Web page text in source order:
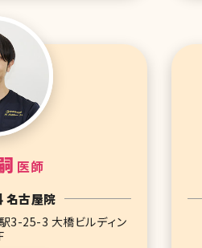
医師
名古屋院
3-25-3 大橋ビルディン